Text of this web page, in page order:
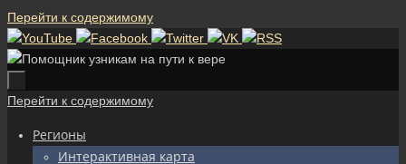
Перейти к содержимому
Перейти к содержимому
Регионы
Интерактивная карта